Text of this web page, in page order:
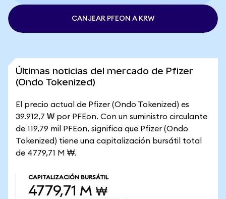
CANJEAR PFEON A KRW
Últimas noticias del mercado de Pfizer
(Ondo Tokenized)
El precio actual de Pfizer (Ondo Tokenized) es
39.912,7 ₩ por PFEon. Con un suministro circulante
de 119,79 mil PFEon, significa que Pfizer (Ondo
Tokenized) tiene una capitalización bursátil total
de 4779,71 M ₩.
CAPITALIZACIÓN BURSÁTIL
4779,71 M ₩